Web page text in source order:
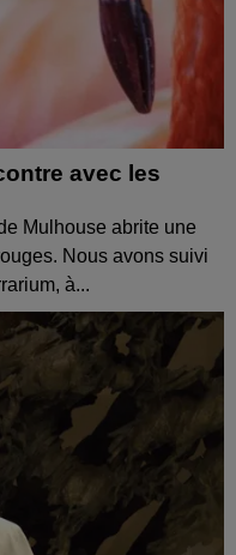
avec les
Mulhouse abrite une
Nous avons suivi
à...